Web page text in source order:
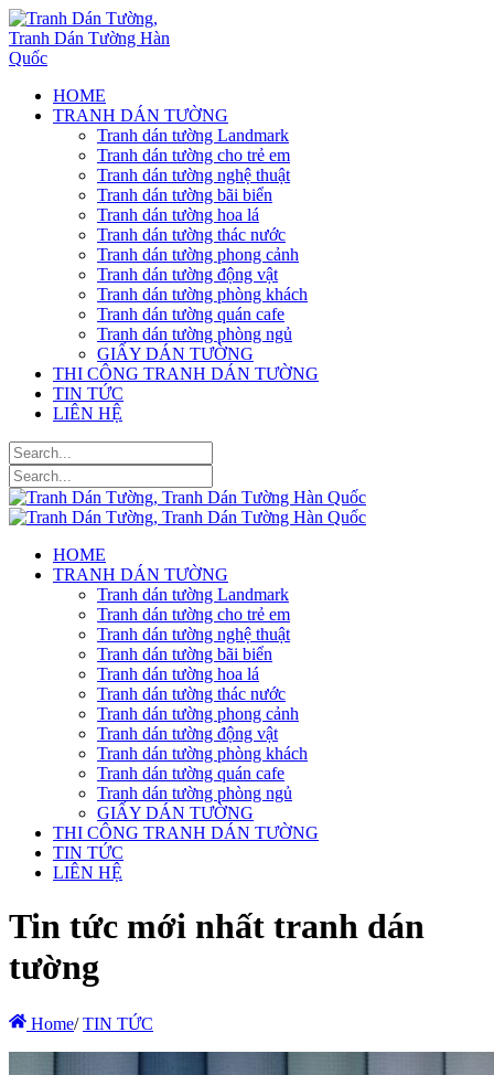
HOME
TRANH DÁN TƯỜNG
Tranh dán tường Landmark
Tranh dán tường cho trẻ em
Tranh dán tường nghệ thuật
Tranh dán tường bãi biển
Tranh dán tường hoa lá
Tranh dán tường thác nước
Tranh dán tường phong cảnh
Tranh dán tường động vật
Tranh dán tường phòng khách
Tranh dán tường quán cafe
Tranh dán tường phòng ngủ
GIẤY DÁN TƯỜNG
THI CÔNG TRANH DÁN TƯỜNG
TIN TỨC
LIÊN HỆ
HOME
TRANH DÁN TƯỜNG
Tranh dán tường Landmark
Tranh dán tường cho trẻ em
Tranh dán tường nghệ thuật
Tranh dán tường bãi biển
Tranh dán tường hoa lá
Tranh dán tường thác nước
Tranh dán tường phong cảnh
Tranh dán tường động vật
Tranh dán tường phòng khách
Tranh dán tường quán cafe
Tranh dán tường phòng ngủ
GIẤY DÁN TƯỜNG
THI CÔNG TRANH DÁN TƯỜNG
TIN TỨC
LIÊN HỆ
Tin tức mới nhất tranh dán
tường
Home/ TIN TỨC